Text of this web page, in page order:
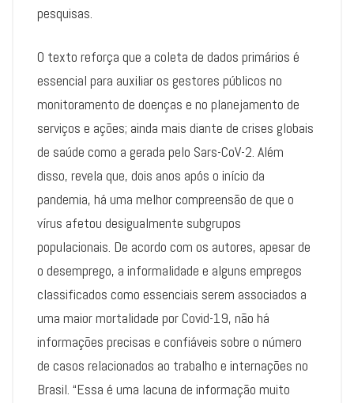
pesquisas.
O texto reforça que a coleta de dados primários é
essencial para auxiliar os gestores públicos no
monitoramento de doenças e no planejamento de
serviços e ações; ainda mais diante de crises globais
de saúde como a gerada pelo Sars-CoV-2. Além
disso, revela que, dois anos após o início da
pandemia, há uma melhor compreensão de que o
vírus afetou desigualmente subgrupos
populacionais. De acordo com os autores, apesar de
o desemprego, a informalidade e alguns empregos
classificados como essenciais serem associados a
uma maior mortalidade por Covid-19, não há
informações precisas e confiáveis sobre o número
de casos relacionados ao trabalho e internações no
Brasil. “Essa é uma lacuna de informação muito